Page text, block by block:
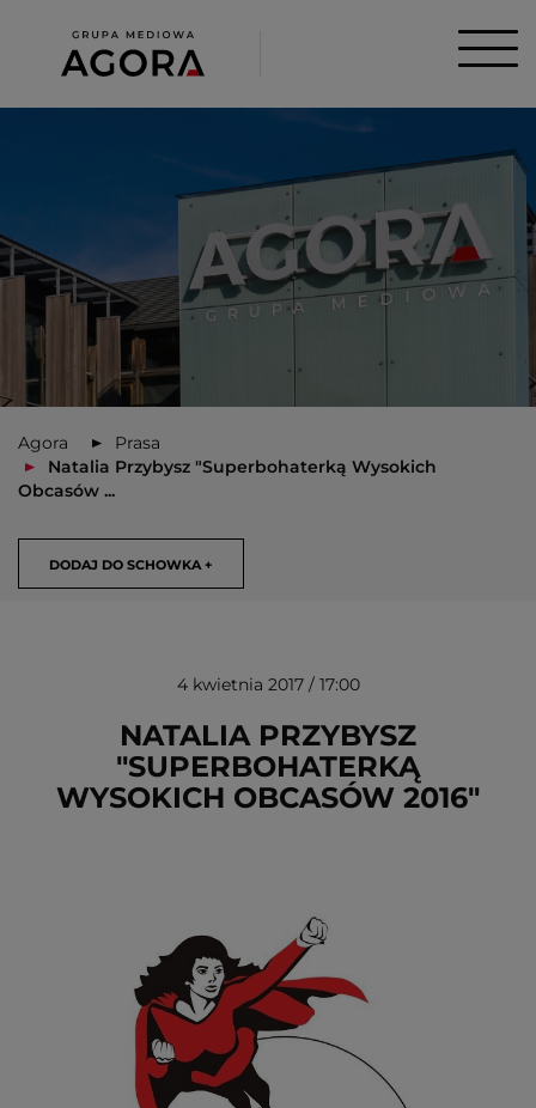
Agora
Prasa
Natalia Przybysz "Superbohaterką Wysokich
Obcasów ...
DODAJ DO SCHOWKA +
USUŃ ZE SCHOWKA
4 kwietnia 2017 / 17:00
NATALIA PRZYBYSZ
"SUPERBOHATERKĄ
WYSOKICH OBCASÓW 2016"